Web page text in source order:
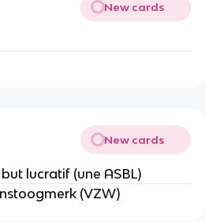
New cards
New cards
lucratif (une ASBL)
(VZW)